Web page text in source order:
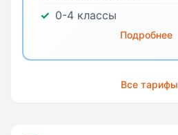
0-4 классы
Подробнее
Все тарифы